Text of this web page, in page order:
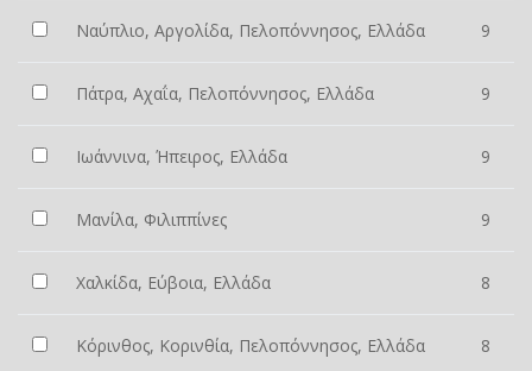
Ναύπλιο, Αργολίδα, Πελοπόννησος, Ελλάδα 9
Πάτρα, Αχαΐα, Πελοπόννησος, Ελλάδα 9
Ιωάννινα, Ήπειρος, Ελλάδα 9
Μανίλα, Φιλιππίνες 9
Χαλκίδα, Εύβοια, Ελλάδα 8
Κόρινθος, Κορινθία, Πελοπόννησος, Ελλάδα 8